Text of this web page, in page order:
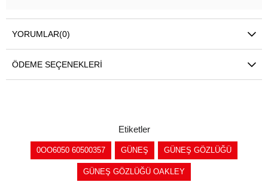
YORUMLAR(0)
ÖDEME SEÇENEKLERI
Etiketler
0OO6050 60500357 GÜNEŞ GÜNEŞ GÖZLÜĞÜ
GÜNEŞ GÖZLÜĞÜ OAKLEY